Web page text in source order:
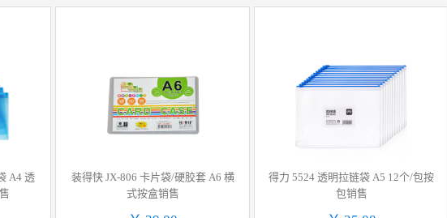
A4 透
装得快 JX-806 卡片袋/硬胶套 A6 横
式按盒销售
得力 5524 透明拉链袋 A5 12个/包按
包销售